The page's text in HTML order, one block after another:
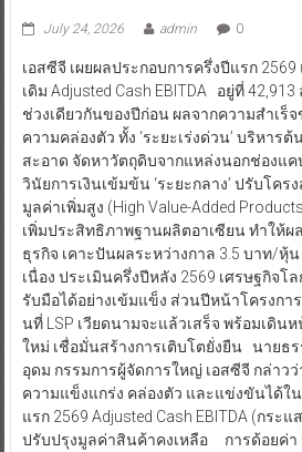
July 24, 2026 admin 0
เอสซีจี เผยผลประกอบการครึ่งปีแรก 2569
เดิม Adjusted Cash EBITDA อยู่ที่
ช่วงเดียวกันของปีก่อน ผลจากความสำเร็จ
ความคล่องตัว ทั้ง ‘ระยะเร่งด่วน’ บริหาร
สะอาด จัดหาวัตถุดิบจากแหล่งนอกช่องแ
วินัยการเงินเข้มข้น ‘ระยะกลาง’ ปรับโคร
มูลค่าเพิ่มสูง (High Value-Added
เพิ่มประสิทธิภาพฐานผลิตอาเซียน ทำให้
ธุรกิจ เคาะปันผลระหว่างกาล 3.5 บาท/หุ้
เนื่อง ประเมินครึ่งปีหลัง 2569 เศรษฐกิจโ
รับมือได้อย่างเข้มแข็ง ส่วนปีหน้าโครงกา
นที่ LSP เวียดนามจะแล้วเสร็จ พร้อมเดิน
ใหม่ เชื่อมั่นสร้างการเติบโตยั่งยืน นายธร
อุดม กรรมการผู้จัดการใหญ่ เอสซีจี กล่าวว่
ความแข็งแกร่ง คล่องตัว และแข่งขันได้ใ
แรก 2569 Adjusted Cash EBITDA (กระ
ปรับปรุงมูลค่าสินค้าคงเหลือ การด้อยค่า